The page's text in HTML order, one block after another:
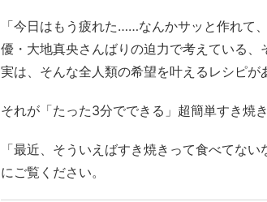
「今日はもう疲れた……なんかサッと作れて
優・大地真央さんばりの迫力で考えている、
実は、そんな全人類の希望を叶えるレシピが
それが「たった3分でできる」超簡単すき焼き
「最近、そういえばすき焼きって食べてな
にご覧ください。